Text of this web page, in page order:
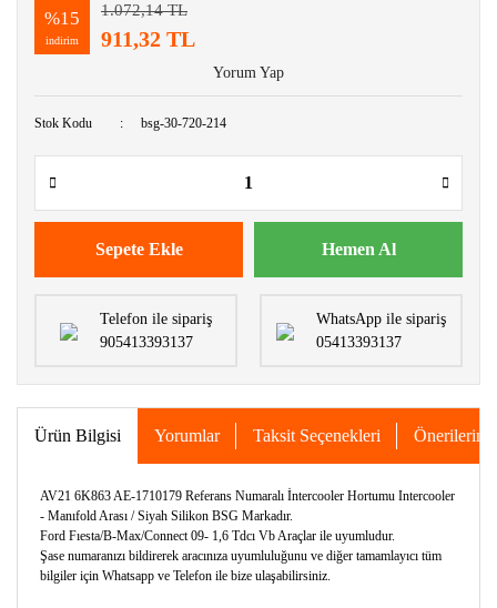
%15
indirim
1.072,14 TL
911,32 TL
Yorum Yap
Stok Kodu bsg-30-720-214
Sepete Ekle Hemen Al
Telefon ile sipariş
905413393137
WhatsApp ile sipariş
05413393137
Ürün Bilgisi Yorumlar Taksit Seçenekleri Önerileriniz
AV21 6K863 AE-1710179 Referans Numaralı İntercooler Hortumu Intercooler
- Manıfold Arası / Siyah Silikon BSG Markadır.
Ford Fıesta/B-Max/Connect 09- 1,6 Tdcı Vb Araçlar ile uyumludur.
Şase numaranızı bildirerek aracınıza uyumluluğunu ve diğer tamamlayıcı tüm
bilgiler için Whatsapp ve Telefon ile bize ulaşabilirsiniz.